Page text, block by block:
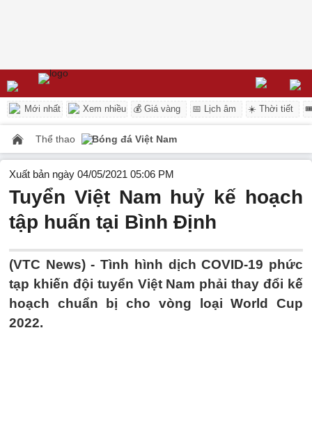
Mới nhất Xem nhiều 💰 Giá vàng 📅 Lịch âm ☀️ Thời tiết
Thể thao Bóng đá Việt Nam
Xuất bản ngày 04/05/2021 05:06 PM
Tuyển Việt Nam huỷ kế hoạch
tập huấn tại Bình Định
(VTC News) -Tình hình dịch COVID-19 phức
tạp khiến đội tuyển Việt Nam phải thay đổi kế
hoạch chuẩn bị cho vòng loại World Cup
2022.